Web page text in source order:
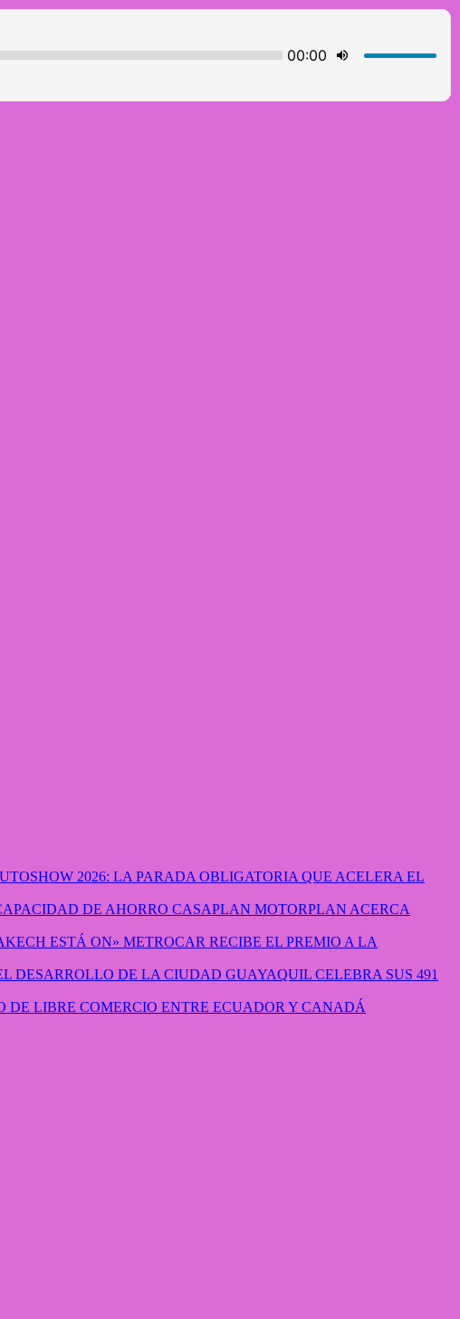
2026: LA PARADA OBLIGATORIA QUE ACELERA EL
CASAPLAN MOTORPLAN ACERCA
METROCAR RECIBE EL PREMIO A LA
GUAYAQUIL CELEBRA SUS 491
DE LIBRE COMERCIO ENTRE ECUADOR Y CANADÁ